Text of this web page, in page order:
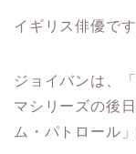
イギリス俳優です
ジョイバンは、
マシリーズの後
ム・パトロール